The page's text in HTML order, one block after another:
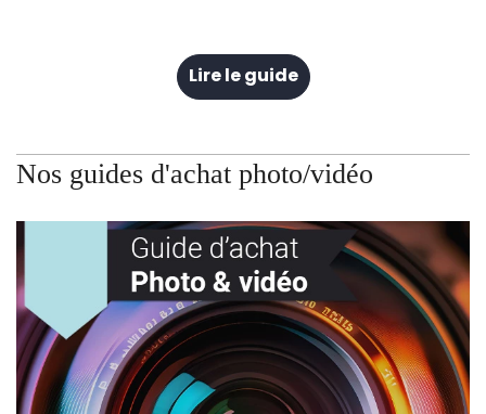
Lire le guide
Nos guides d'achat photo/vidéo